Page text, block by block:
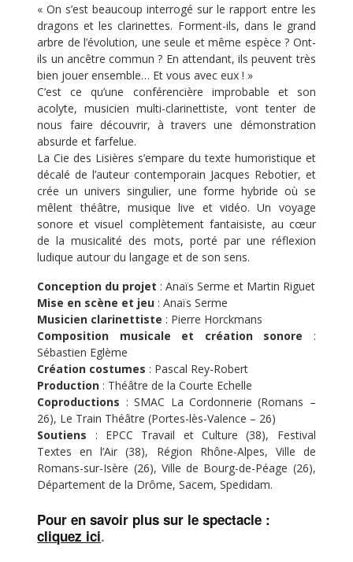
« On s’est beaucoup interrogé sur le rapport entre les
dragons et les clarinettes. Forment-ils, dans le grand
arbre de l’évolution, une seule et même espèce ? Ont-
ils un ancêtre commun ? En attendant, ils peuvent très
bien jouer ensemble… Et vous avec eux ! »
C’est ce qu’une conférencière improbable et son
acolyte, musicien multi-clarinettiste, vont tenter de
nous faire découvrir, à travers une démonstration
absurde et farfelue.
La Cie des Lisières s’empare du texte humoristique et
décalé de l’auteur contemporain Jacques Rebotier, et
crée un univers singulier, une forme hybride où se
mêlent théâtre, musique live et vidéo. Un voyage
sonore et visuel complètement fantaisiste, au cœur
de la musicalité des mots, porté par une réflexion
ludique autour du langage et de son sens.
Conception du projet : Anaïs Serme et Martin Riguet
Mise en scène et jeu : Anaïs Serme
Musicien clarinettiste : Pierre Horckmans
Composition musicale et création sonore :
Sébastien Eglème
Création costumes : Pascal Rey-Robert
Production : Théâtre de la Courte Echelle
Coproductions : SMAC La Cordonnerie (Romans –
26), Le Train Théâtre (Portes-lès-Valence – 26)
Soutiens : EPCC Travail et Culture (38), Festival
Textes en l’Air (38), Région Rhône-Alpes, Ville de
Romans-sur-Isère (26), Ville de Bourg-de-Péage (26),
Département de la Drôme, Sacem, Spedidam.
Pour en savoir plus sur le spectacle :
cliquez ici.